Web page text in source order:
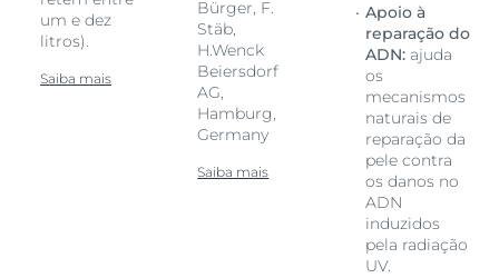
um e dez
litros).
Saiba mais
Bürger, F.
Stäb,
H.Wenck
Beiersdorf
AG,
Hamburg,
Germany
Saiba mais
Apoio à
reparação do
ADN:ajuda
os
mecanismos
naturais de
reparação da
pele contra
os danos no
ADN
induzidos
pela radiação
UV.